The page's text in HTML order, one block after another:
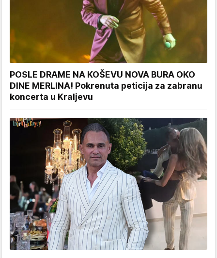
POSLE DRAME NA KOŠEVU NOVA BURA OKO
DINE MERLINA! Pokrenuta peticija za zabranu
koncerta u Kraljevu